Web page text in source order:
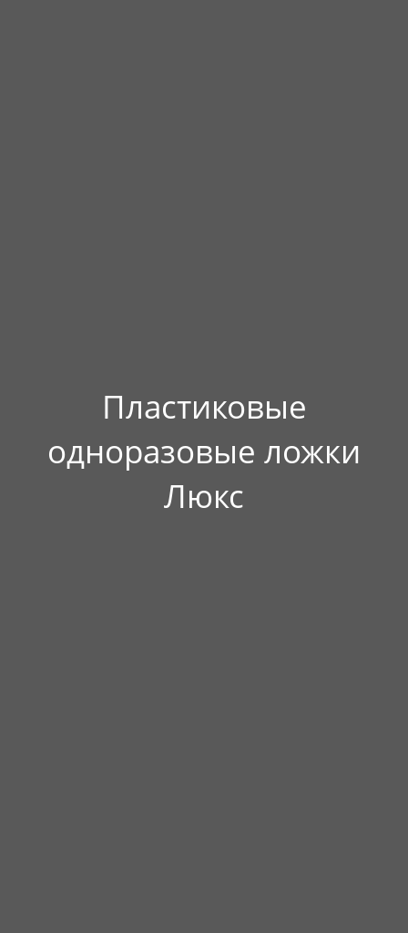
Пластиковые
одноразовые ложки
Люкс